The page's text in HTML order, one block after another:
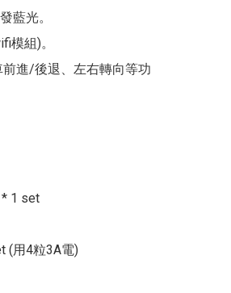
藍光。
模組)。
進/後退、左右轉向等功
1 set
(用4粒3A電)